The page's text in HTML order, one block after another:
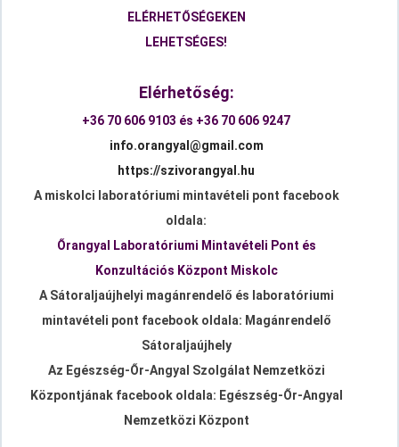
ELÉRHETŐSÉGEKEN
LEHETSÉGES!
Elérhetőség:
+36 70 606 9103 és +36 70 606 9247
info.orangyal@gmail.com
https://szivorangyal.hu
A miskolci laboratóriumi mintavételi pont facebook
oldala:
Őrangyal Laboratóriumi Mintavételi Pont és
Konzultációs Központ Miskolc
A Sátoraljaújhelyi magánrendelő és laboratóriumi
mintavételi pont facebook oldala: Magánrendelő
Sátoraljaújhely
Az Egészség-Őr-Angyal Szolgálat Nemzetközi
Központjának facebook oldala: Egészség-Őr-Angyal
Nemzetközi Központ